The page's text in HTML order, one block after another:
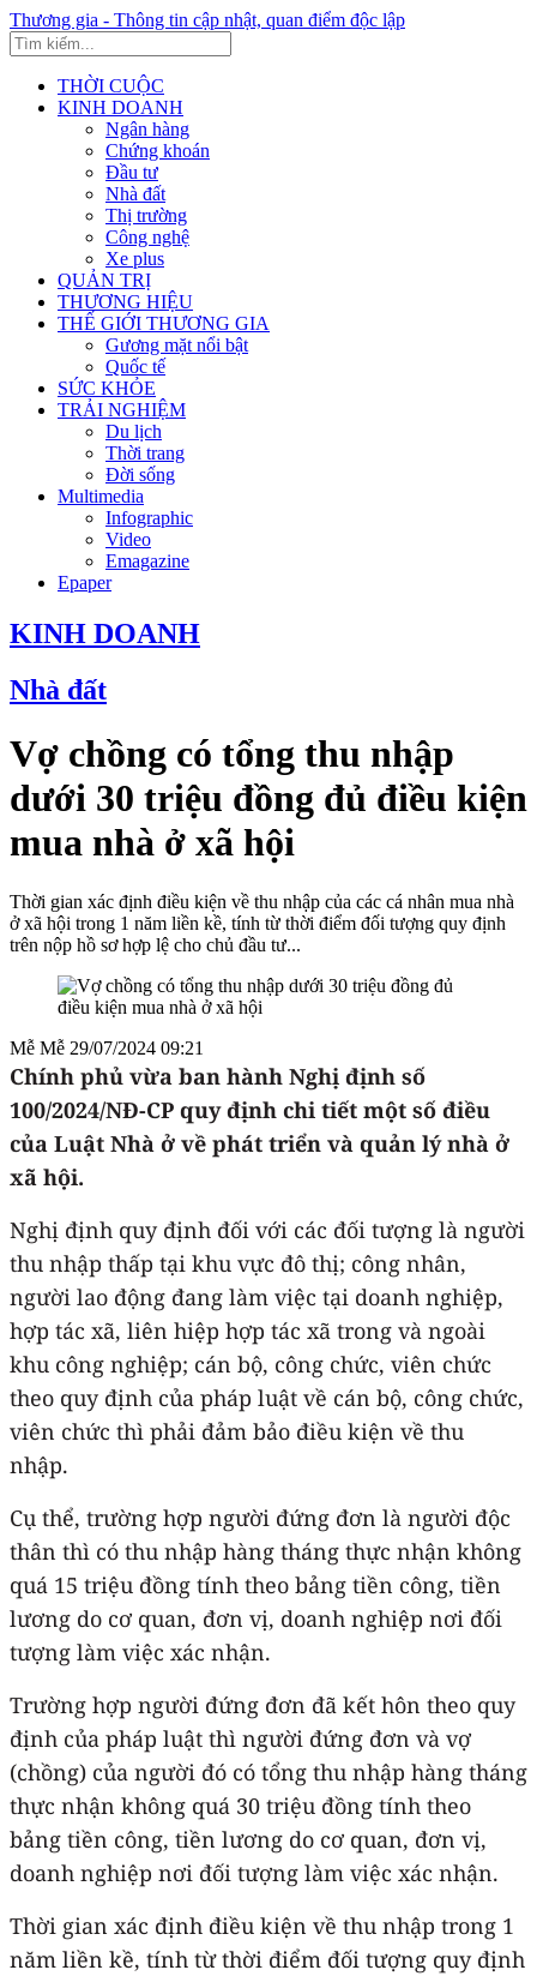
Thương gia - Thông tin cập nhật, quan điểm độc lập
THỜI CUỘC
KINH DOANH
Ngân hàng
Chứng khoán
Đầu tư
Nhà đất
Thị trường
Công nghệ
Xe plus
QUẢN TRỊ
THƯƠNG HIỆU
THẾ GIỚI THƯƠNG GIA
Gương mặt nổi bật
Quốc tế
SỨC KHỎE
TRẢI NGHIỆM
Du lịch
Thời trang
Đời sống
Multimedia
Infographic
Video
Emagazine
Epaper
KINH DOANH
Nhà đất
Vợ chồng có tổng thu nhập
dưới 30 triệu đồng đủ điều kiện
mua nhà ở xã hội
Thời gian xác định điều kiện về thu nhập của các cá nhân mua nhà
ở xã hội trong 1 năm liền kề, tính từ thời điểm đối tượng quy định
trên nộp hồ sơ hợp lệ cho chủ đầu tư...
Mễ Mễ 29/07/2024 09:21
Chính phủ vừa ban hành Nghị định số
100/2024/NĐ-CP quy định chi tiết một số điều
của Luật Nhà ở về phát triển và quản lý nhà ở
xã hội.
Nghị định quy định đối với các đối tượng là người
thu nhập thấp tại khu vực đô thị; công nhân,
người lao động đang làm việc tại doanh nghiệp,
hợp tác xã, liên hiệp hợp tác xã trong và ngoài
khu công nghiệp; cán bộ, công chức, viên chức
theo quy định của pháp luật về cán bộ, công chức,
viên chức thì phải đảm bảo điều kiện về thu
nhập.
Cụ thể, trường hợp người đứng đơn là người độc
thân thì có thu nhập hàng tháng thực nhận không
quá 15 triệu đồng tính theo bảng tiền công, tiền
lương do cơ quan, đơn vị, doanh nghiệp nơi đối
tượng làm việc xác nhận.
Trường hợp người đứng đơn đã kết hôn theo quy
định của pháp luật thì người đứng đơn và vợ
(chồng) của người đó có tổng thu nhập hàng tháng
thực nhận không quá 30 triệu đồng tính theo
bảng tiền công, tiền lương do cơ quan, đơn vị,
doanh nghiệp nơi đối tượng làm việc xác nhận.
Thời gian xác định điều kiện về thu nhập trong 1
năm liền kề, tính từ thời điểm đối tượng quy định